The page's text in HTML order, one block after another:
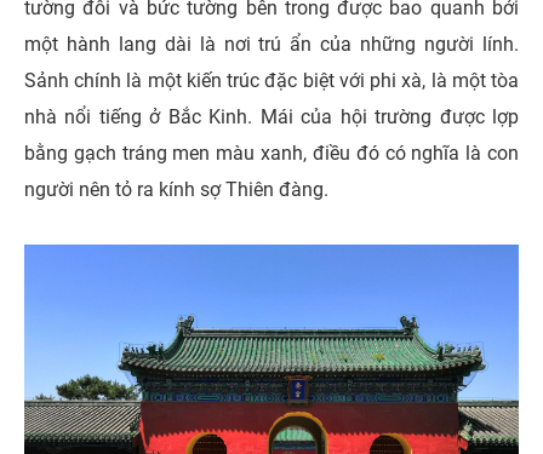
tường đôi và bức tường bên trong được bao quanh bởi
một hành lang dài là nơi trú ẩn của những người lính.
Sảnh chính là một kiến ​​trúc đặc biệt với phi xà, là một tòa
nhà nổi tiếng ở Bắc Kinh. Mái của hội trường được lợp
bằng gạch tráng men màu xanh, điều đó có nghĩa là con
người nên tỏ ra kính sợ Thiên đàng.